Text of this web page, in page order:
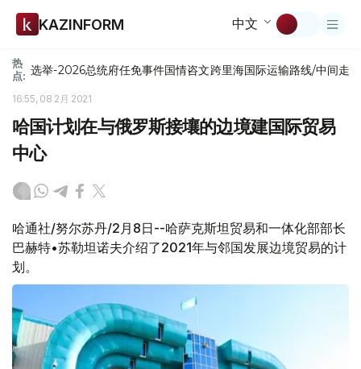
KAZINFORM 中文
热
点: 选举-2026总统府任免事件国情咨文跨里海国际运输路线/中间走廊
16:55, 08 2月 2021
哈国计划在与俄罗斯接壤的边境建国际贸易
中心
哈通社/努尔苏丹/2月8日--哈萨克斯坦贸易和一体化部部长
巴赫特•苏勒坦诺夫介绍了2021年与邻国发展边境贸易的计
划。